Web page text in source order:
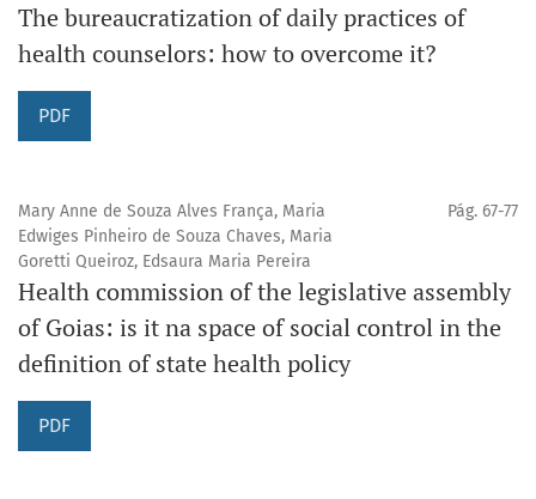
The bureaucratization of daily practices of
health counselors: how to overcome it?
PDF
Mary Anne de Souza Alves França, Maria
Edwiges Pinheiro de Souza Chaves, Maria
Goretti Queiroz, Edsaura Maria Pereira
Pág. 67-77
Health commission of the legislative assembly
of Goias: is it na space of social control in the
definition of state health policy
PDF